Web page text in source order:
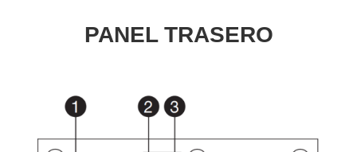
PANEL TRASERO